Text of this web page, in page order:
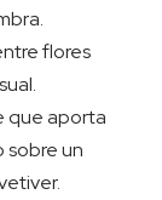
flores
que aporta
un